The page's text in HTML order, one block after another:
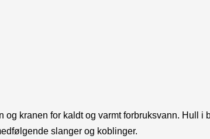
kranen for kaldt og varmt forbruksvann. Hull i
slanger og koblinger.